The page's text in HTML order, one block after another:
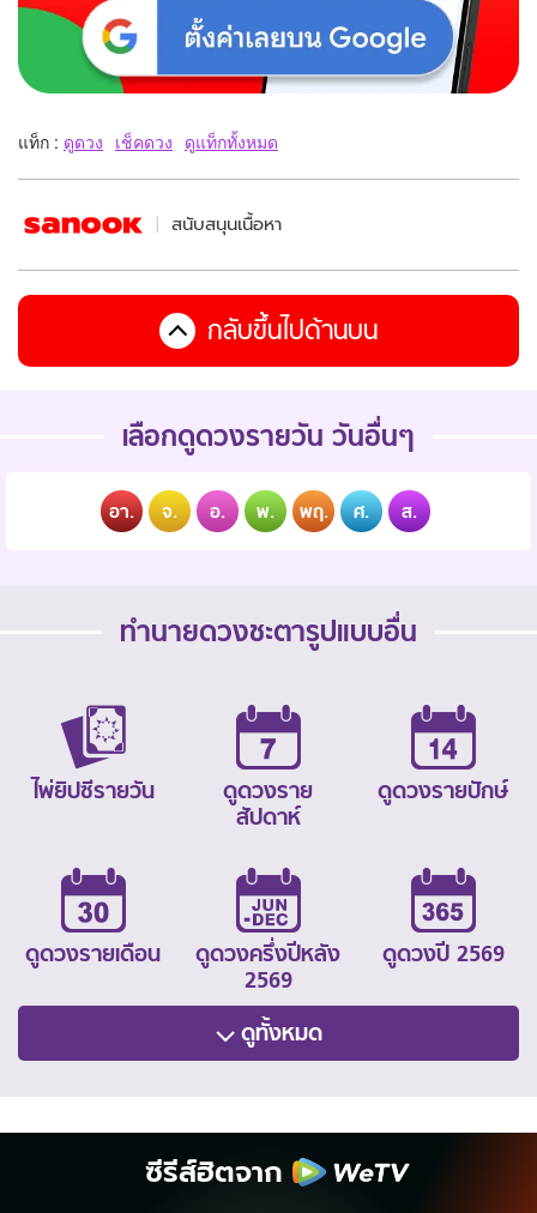
แท็ก : ดูดวง เช็คดวง ดูแท็กทั้งหมด
สนับสนุนเนื้อหา
กลับขึ้นไปด้านบน
เลือกดูดวงรายวัน วันอื่นๆ
อา. จ. อ. พ. พฤ. ศ. ส.
ทำนายดวงชะตารูปแบบอื่น
ไพ่ยิปซีรายวัน
ดูดวงราย
สัปดาห์
ดูดวงรายปักษ์
ดูดวงรายเดือน
ดูดวงครึ่งปีหลัง
2569
ดูดวงปี 2569
ดูทั้งหมด
ซีรีส์ฮิตจาก